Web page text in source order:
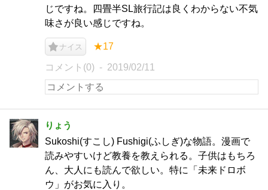
じですね。四畳半SL旅行記は良くわからない不気
味さが良い感じですね。
ナイス ★17
コメント(0) 2019/02/11
りょう
Sukoshi(すこし) Fushigi(ふしぎ)な物語。漫画で
読みやすいけど教養を教えられる。子供はもちろ
ん、大人にも読んで欲しい。特に「未来ドロボ
ウ」がお気に入り。